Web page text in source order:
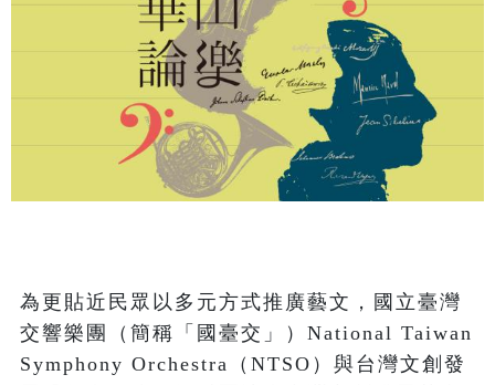
為更貼近民眾以多元方式推廣藝文，國立臺灣
交響樂團（簡稱「國臺交」）National Taiwan
Symphony Orchestra（NTSO）與台灣文創發